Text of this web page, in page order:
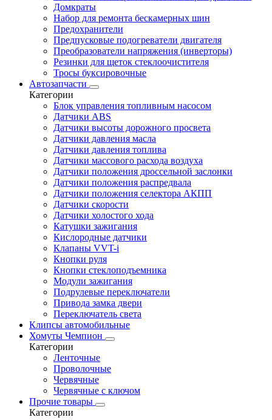
Домкраты
Набор для ремонта бескамерных шин
Предохранители
Предпусковые подогреватели двигателя
Преобразователи напряжения (инверторы)
Резинки для щеток стеклоочистителя
Тросы буксировочные
Автозапчасти
Категории
Блок управления топливным насосом
Датчики ABS
Датчики высоты дорожного просвета
Датчики давления масла
Датчики давления топлива
Датчики массового расхода воздуха
Датчики положения дроссельной заслонки
Датчики положения распредвала
Датчики положения селектора АКПП
Датчики скорости
Датчики холостого хода
Катушки зажигания
Кислородные датчики
Клапаны VVT-i
Кнопки руля
Кнопки стеклоподъемника
Модули зажигания
Подрулевые переключатели
Привода замка двери
Переключатель света
Клипсы автомобильные
Хомуты Чемпион
Категории
Ленточные
Проволочные
Червячные
Червячные с ключом
Прочие товары
Категории